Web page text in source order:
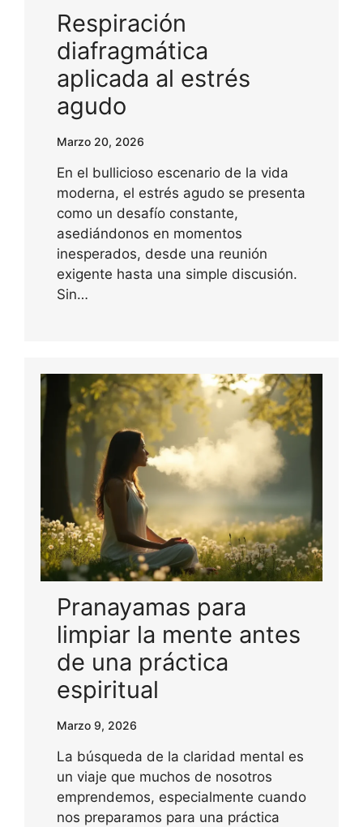
Respiración
diafragmática
aplicada al estrés
agudo
Marzo 20, 2026
En el bullicioso escenario de la vida
moderna, el estrés agudo se presenta
como un desafío constante,
asediándonos en momentos
inesperados, desde una reunión
exigente hasta una simple discusión.
Sin…
Pranayamas para
limpiar la mente antes
de una práctica
espiritual
Marzo 9, 2026
La búsqueda de la claridad mental es
un viaje que muchos de nosotros
emprendemos, especialmente cuando
nos preparamos para una práctica